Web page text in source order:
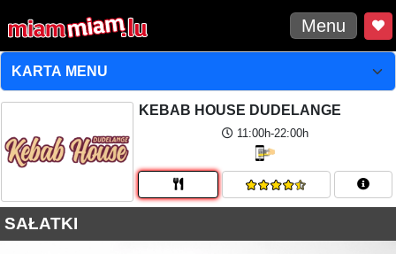
Menu
KEBAB HOUSE DUDELANGE
11:00h-22:00h
SAŁATKI